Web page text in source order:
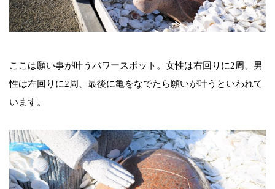
ここは願い事が叶うパワースポット。女性は右回りに2周、男
性は左回りに2周、最後に亀をなでたら願いが叶うといわれて
います。